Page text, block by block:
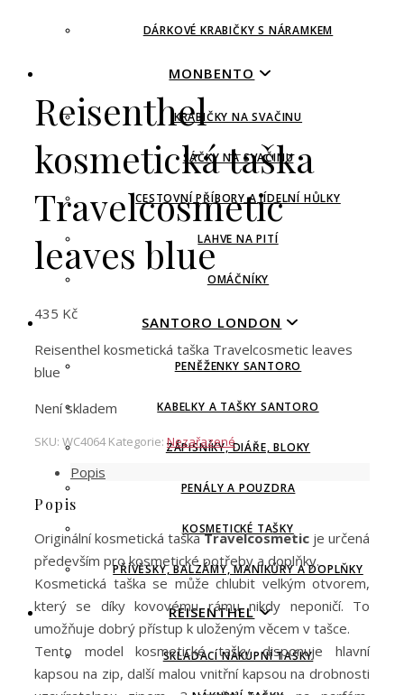
DÁRKOVÉ KRABIČKY S NÁRAMKEM
MONBENTO
KRABIČKY NA SVAČINU
SÁČKY NA SVAČINU
CESTOVNÍ PŘÍBORY A JÍDELNÍ HŮLKY
LAHVE NA PITÍ
OMÁČNÍKY
SANTORO LONDON
PENĚŽENKY SANTORO
KABELKY A TAŠKY SANTORO
ZÁPISNÍKY, DIÁŘE, BLOKY
PENÁLY A POUZDRA
KOSMETICKÉ TAŠKY
PŘÍVĚSKY, BALZÁMY, MANIKŮRY A DOPLŇKY
REISENTHEL
SKLÁDACÍ NÁKUPNÍ TAŠKY
Reisenthel
kosmetická taška
Travelcosmetic
leaves blue
435 Kč
Reisenthel kosmetická taška Travelcosmetic leaves
blue
Není skladem
SKU: WC4064 Kategorie: Nezařazené
Popis
Popis
Originální kosmetická taškaTravelcosmetic je určená
především pro kosmetické potřeby a doplňky.
Kosmetická taška se může chlubit velkým otvorem,
který se díky kovovému rámu nikdy neponičí. To
umožňuje dobrý přístup k uloženým věcem v tašce.
Tento model kosmetické tašky disponuje hlavní
kapsou na zip, další malou vnitřní kapsou na drobnosti